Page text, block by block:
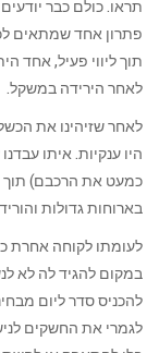
תראו. כולם כבר
פתרון אחד שמתאים
תוך ליווי פעיל, אחד
לאחר הירידה במשקל.
לאחר שזיהינו את
היו ענקיות. איתו
כמעט את הרכבם) תוך
בארוחות גדולות והוריד 20 ק״ג בארבעה חודשים.
לעומתו לקוחה אחרת
במקום להגיד לה לא
להכניס סדר ליום